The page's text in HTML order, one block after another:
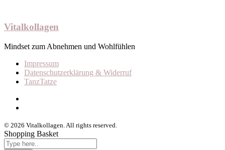
Vitalkollagen
Mindset zum Abnehmen und Wohlfühlen
Impressum
Datenschutzerklärung & Widerruf
TanzTatze
© 2026 Vitalkollagen. All rights reserved.
Shopping Basket